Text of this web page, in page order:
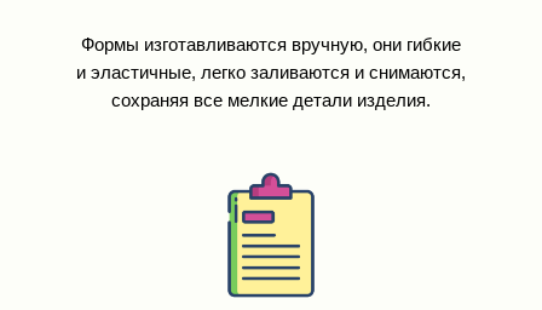
Формы изготавливаются вручную, они гибкие
и эластичные, легко заливаются и снимаются,
сохраняя все мелкие детали изделия.